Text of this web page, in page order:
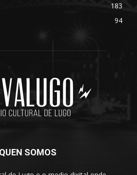
183
94
QUEN SOMOS